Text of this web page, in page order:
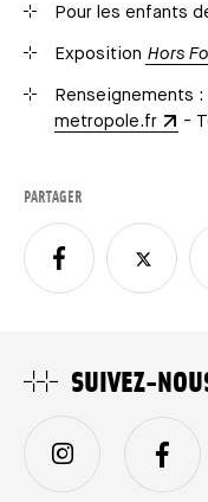
Pour les enfants
Exposition Hors
Renseignements :
metropole.fr
-
PARTAGER
SUIVEZ-